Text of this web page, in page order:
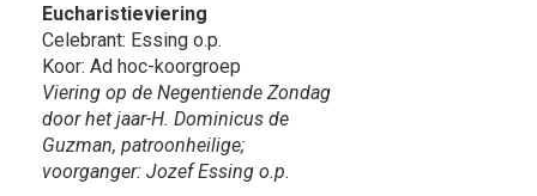
Eucharistieviering
Celebrant: Essing o.p.
Koor: Ad hoc-koorgroep
Viering op de Negentiende Zondag
door het jaar-H. Dominicus de
Guzman, patroonheilige;
voorganger: Jozef Essing o.p.